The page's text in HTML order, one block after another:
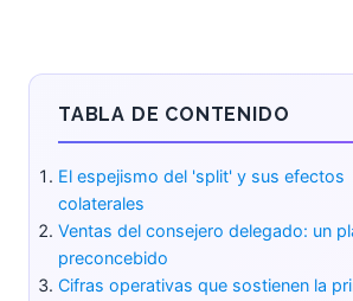
TABLA DE CONTENIDO
El espejismo del 'split' y sus efectos
colaterales
Ventas del consejero delegado: un
plan preconcebido